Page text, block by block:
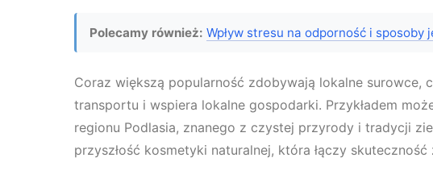
Polecamy również: Wpływ stresu na odporność i sposoby
Coraz większą popularność zdobywają lokalne surowce,
transportu i wspiera lokalne gospodarki. Przykładem
regionu Podlasia, znanego z czystej przyrody i tradycji
przyszłość kosmetyki naturalnej, która łączy skuteczność